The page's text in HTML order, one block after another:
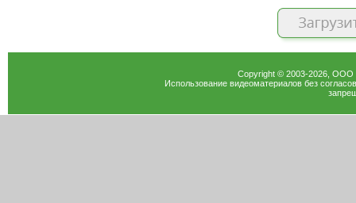
Copyright © 2003-2026, ООО
Использование видеоматериалов без